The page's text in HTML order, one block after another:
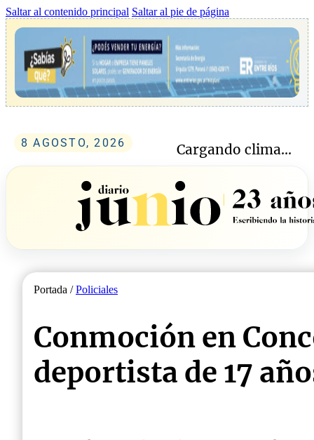
Saltar al contenido principal Saltar al pie de página
8 AGOSTO, 2026 Cargando clima...
Portada /Policiales
Conmoción en
deportista de 17